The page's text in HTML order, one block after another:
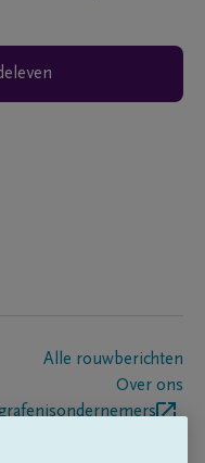
Alle rouwberichten
Over ons